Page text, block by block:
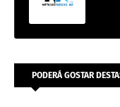
PODERÁ GOSTAR